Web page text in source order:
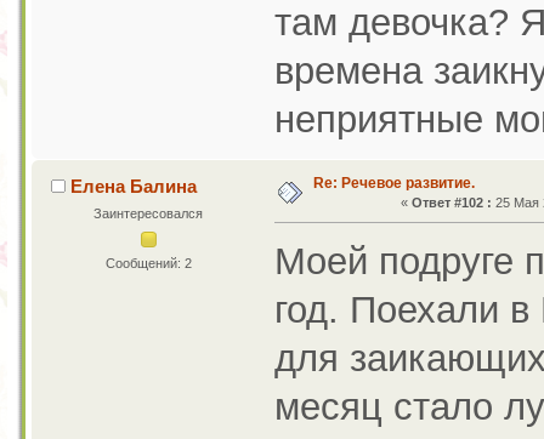
там девочка?
времена
неприятные
Елена Балина
Заинтересовался
Сообщений: 2
Re: Речевое развитие.
«Ответ #102 : 25 Мая
Моей подруге
год. Поехали
для
месяц стало